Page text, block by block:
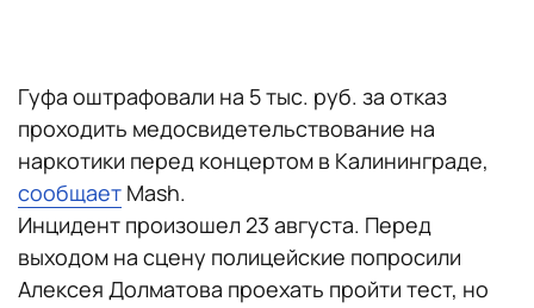
Гуфа оштрафовали на 5 тыс. руб. за отказ
проходить медосвидетельствование на
наркотики перед концертом в Калининграде,
сообщает Mash.
Инцидент произошел 23 августа. Перед
выходом на сцену полицейские попросили
Алексея Долматова проехать пройти тест, но